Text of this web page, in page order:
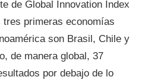
de Global Innovation Index
primeras economías
son Brasil, Chile y
de manera global, 37
por debajo de lo